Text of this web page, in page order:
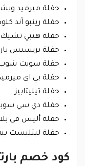
حفلة ميرميد
حفلة رينبو آند
حفلة هيبي
حفلة برنسيس
حفلة سويت
حفلة بي اى
حفلة تيليتابيز.
حفلة دي سي سوبر
حفلة أليس في
حفلة ليتليست
كود خصم